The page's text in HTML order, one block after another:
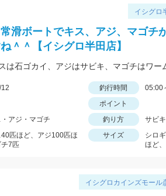
イシグロ
常滑ボートでキス、アジ、マゴチ
＾＾【イシグロ半田店】
は石ゴカイ、アジはサビキ、マゴチはワー
釣行時間
05:00
ポイント
アジ・マゴチ 釣り方
サビ
匹ほど、アジ100匹ほ
7匹
サイズ
シロ
ほど
イシグロカインズモール